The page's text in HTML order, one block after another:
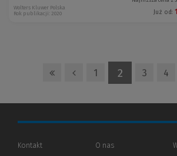
Już od:
Wolters Kluwer Polska
Rok publikacji: 2020
1 2 3 4
Kontakt
O nas